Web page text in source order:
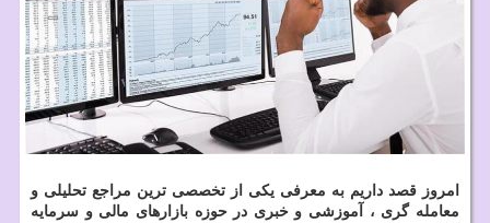
امروز قصد داریم به معرفی یکی از تخصصی ترین مراجع تحلیلی و
معامله گری ، آموزشی و خبری در حوزه بازارهای مالی و سرمایه